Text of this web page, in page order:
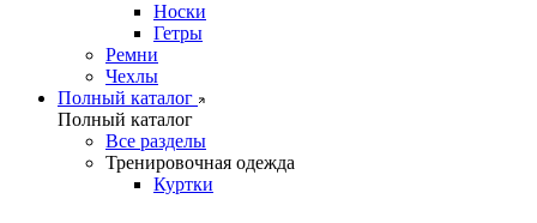
Носки
Гетры
Ремни
Чехлы
Полный каталог
Полный каталог
Все разделы
Тренировочная одежда
Куртки